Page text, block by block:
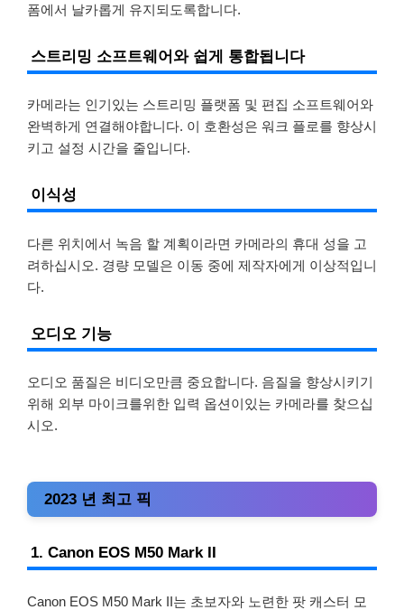
폼에서 날카롭게 유지되도록합니다.
스트리밍 소프트웨어와 쉽게 통합됩니다
카메라는 인기있는 스트리밍 플랫폼 및 편집 소프트웨어와
완벽하게 연결해야합니다. 이 호환성은 워크 플로를 향상시
키고 설정 시간을 줄입니다.
이식성
다른 위치에서 녹음 할 계획이라면 카메라의 휴대 성을 고
려하십시오. 경량 모델은 이동 중에 제작자에게 이상적입니
다.
오디오 기능
오디오 품질은 비디오만큼 중요합니다. 음질을 향상시키기
위해 외부 마이크를위한 입력 옵션이있는 카메라를 찾으십
시오.
2023 년 최고 픽
1. Canon EOS M50 Mark II
Canon EOS M50 Mark II는 초보자와 노련한 팟 캐스터 모